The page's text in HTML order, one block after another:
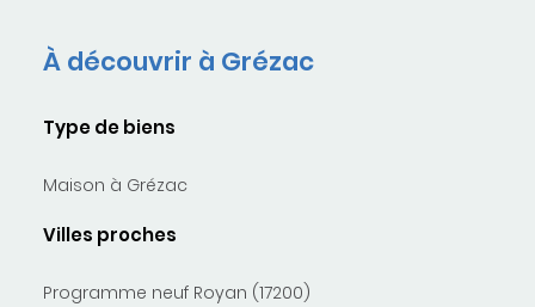
À découvrir à Grézac
Type de biens
Maison à Grézac
Villes proches
Programme neuf Royan (17200)